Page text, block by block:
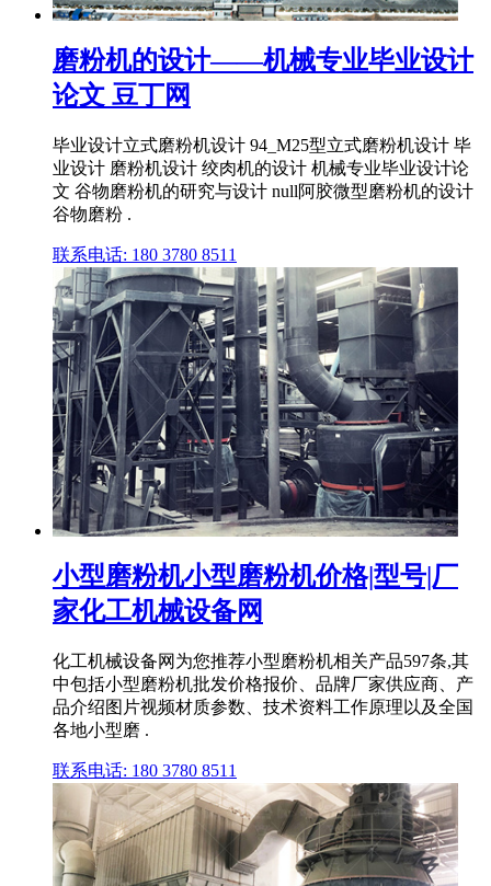
磨粉机的设计——机械专业毕业设计
论文 豆丁网
毕业设计立式磨粉机设计 94_M25型立式磨粉机设计 毕
业设计 磨粉机设计 绞肉机的设计 机械专业毕业设计论
文 谷物磨粉机的研究与设计 null阿胶微型磨粉机的设计
谷物磨粉 .
联系电话: 180 3780 8511
小型磨粉机小型磨粉机价格|型号|厂
家化工机械设备网
化工机械设备网为您推荐小型磨粉机相关产品597条,其
中包括小型磨粉机批发价格报价、品牌厂家供应商、产
品介绍图片视频材质参数、技术资料工作原理以及全国
各地小型磨 .
联系电话: 180 3780 8511